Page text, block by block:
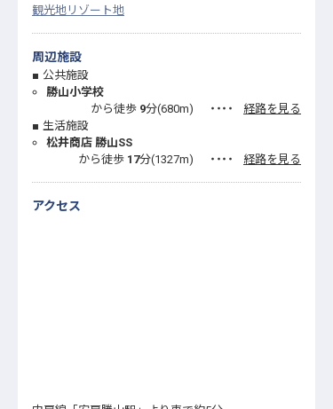
観光地 リゾート地
周辺施設
公共施設
勝山小学校
から徒歩 9分(680m) ・・・・
経路を見る
生活施設
松井商店 勝山SS
から徒歩 17分(1327m) ・・・・ 経路を見る
アクセス